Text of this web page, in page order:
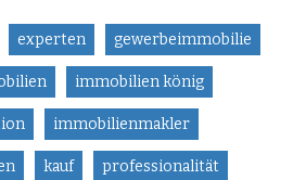
experten gewerbeimmobilie
immobilien könig
immobilienmakler
kauf professionalität